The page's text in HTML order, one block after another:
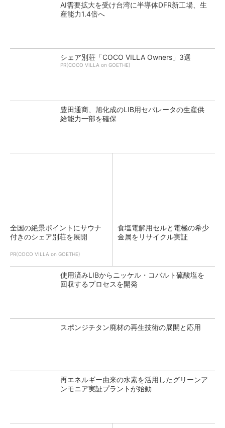
AI需要拡大を受け台湾に半導体DFR新工場、生
産能力1.4倍へ
シェア別荘「COCO VILLA Owners」3選
PR(COCO VILLA on GOETHE)
豊田通商、旭化成のLIB用セパレータの生産供
給能力一部を確保
全国の絶景ポイントにサウナ
付きのシェア別荘を展開
PR(COCO VILLA on GOETHE)
食塩電解用セルと電極の希少
金属をリサイクル実証
使用済みLIBからニッケル・コバルト硫酸塩を
回収するプロセスを開発
スポンジチタン廃材の再生技術の展開と応用
再エネルギー由来の水素を活用したグリーンア
ンモニア実証プラントが始動